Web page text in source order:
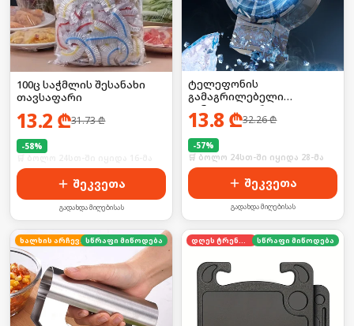
100ც საჭმლის შესანახი
თავსაფარი
13.2 ₾31.73₾
-58%
შეკვეთა
გადახდა მიღებისას
ტელეფონის
გამაგრილებელი
ვინტილატორი
13.8 ₾32.26₾
-57%
🛒 ბოლო 24სთ-ში იყიდა 28-მა
შეკვეთა
გადახდა მიღებისას
ხალხის არჩევანისწრაფი მიწოდება სწრაფი მიწოდება